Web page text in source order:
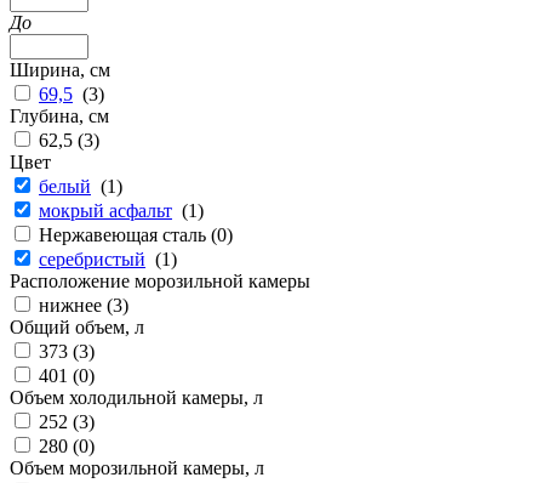
До
Ширина, см
69,5 (3)
Глубина, см
62,5 (3)
Цвет
белый (1)
мокрый асфальт (1)
Нержавеющая сталь (0)
серебристый (1)
Расположение морозильной камеры
нижнее (3)
Общий объем, л
373 (3)
401 (0)
Объем холодильной камеры, л
252 (3)
280 (0)
Объем морозильной камеры, л